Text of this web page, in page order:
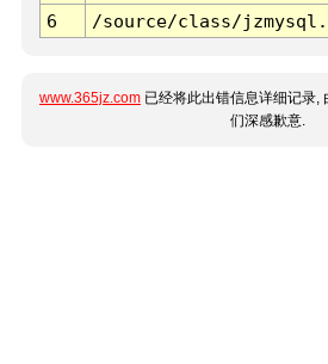
6
/source/class/
www.365jz.com 已经将此出错信息详细记录,
们深感歉意.